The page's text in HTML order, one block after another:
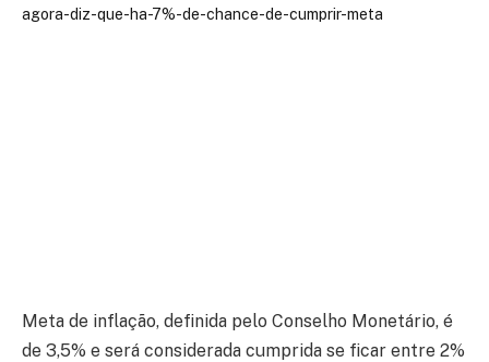
Meta de inflação, definida pelo Conselho Monetário, é
de 3,5% e será considerada cumprida se ficar entre 2%